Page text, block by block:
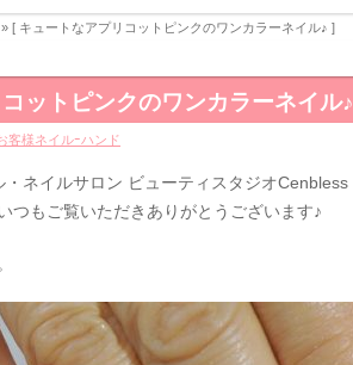
» [ キュートなアプリコットピンクのワンカラーネイル♪ ]
ットピンクのワンカラーネイル♪
客様ネイルｰハンド
ネイルサロン ビューティスタジオ
つもご覧いただきありがとうございます♪